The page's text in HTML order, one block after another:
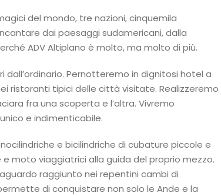
del mondo, tre nazioni, cinquemila
dai paesaggi sudamericani, dalla
ADV Altiplano è molto, ma molto di più.
Pernotteremo in dignitosi hotel a
ristoranti tipici delle città visitate. Realizzeremo
fra una scoperta e l’altra. Vivremo
e indimenticabile.
e bicilindriche di cubature piccole e
moto viaggiatrici alla guida del proprio mezzo.
raggiunto nei repentini cambi di
di conquistare non solo le Ande e la